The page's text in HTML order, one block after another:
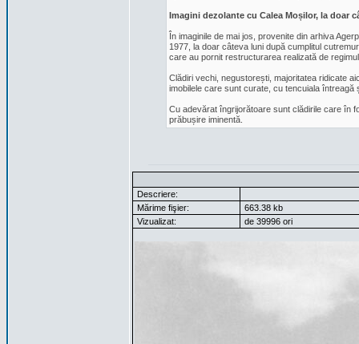
Imagini dezolante cu Calea Moșilor, la doar
În imaginile de mai jos, provenite din arhiva
1977, la doar câteva luni după cumplitul
care au pornit restructurarea realizată de
Clădiri vechi, negustorești, majoritatea ridicate
imobilele care sunt curate, cu tencuiala
Cu adevărat îngrijorătoare sunt clădirile care în
prăbușire iminentă.
Descriere:
Mărime fişier:
663.38 kb
Vizualizat:
de 39996 ori